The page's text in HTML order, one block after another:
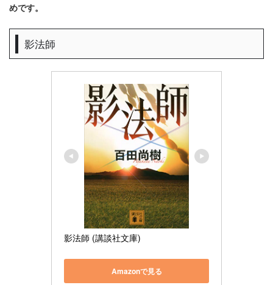
めです。
影法師
影法師 (講談社文庫)
Amazonで見る